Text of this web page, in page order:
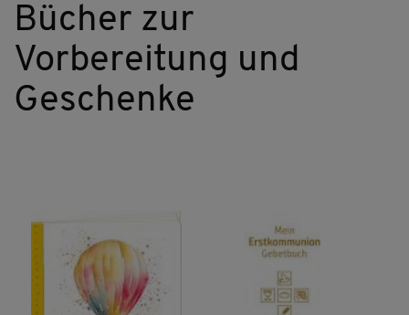
Bücher zur
Vorbereitung und
Geschenke